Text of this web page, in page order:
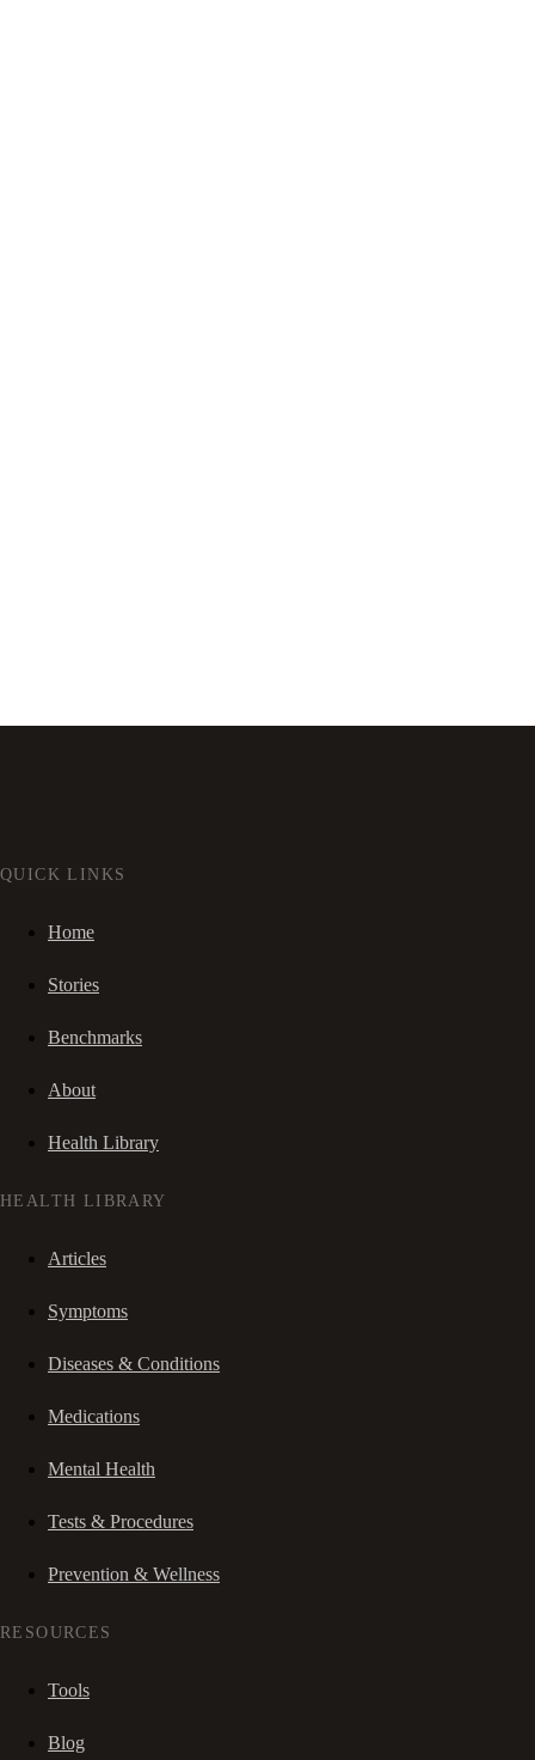
QUICK LINKS
Home
Stories
Benchmarks
About
Health Library
HEALTH LIBRARY
Articles
Symptoms
Diseases & Conditions
Medications
Mental Health
Tests & Procedures
Prevention & Wellness
RESOURCES
Tools
Blog